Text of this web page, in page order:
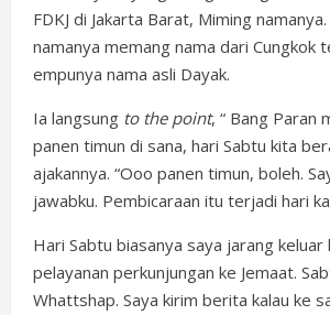
FDKJ di Jakarta Barat, Miming
namanya memang nama dari Cungkok
empunya nama asli Dayak.
Ia langsung to the point, “ Bang Paran
panen timun di sana, hari Sabtu kita
ajakannya. “Ooo panen timun, boleh.
jawabku. Pembicaraan itu terjadi hari
Hari Sabtu biasanya saya jarang keluar
pelayanan perkunjungan ke Jemaat.
Whattshap. Saya kirim berita kalau ke